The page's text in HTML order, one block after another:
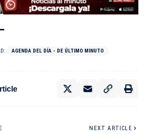
AGENDA DEL DÍA - DE ÚLTIMO MINUTO
NEXT ARTICLE